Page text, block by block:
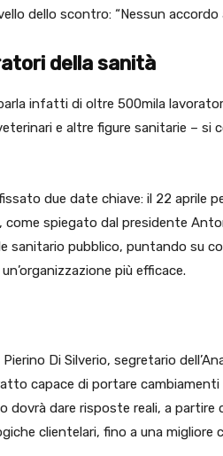
dello scontro: “Nessun accordo
della sanità
infatti di oltre 500mila
e altre figure sanitarie – si
due date chiave: il 22 aprile
come spiegato dal presidente
sanitario pubblico, puntando su
più efficace.
Di Silverio, segretario
capace di portare
dovrà dare risposte reali, a partire
clientelari, fino a una migliore